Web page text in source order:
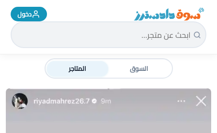
سوق دادسترز الرئيسية دخول
السوق المتاجر